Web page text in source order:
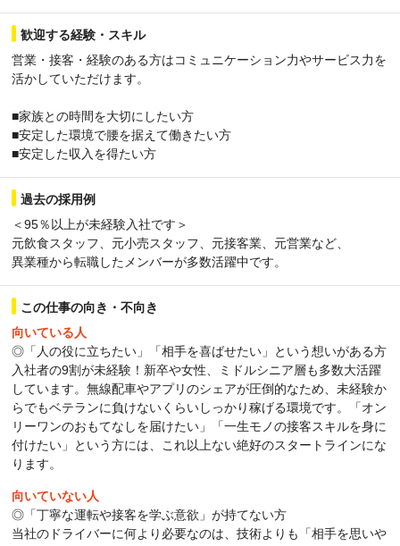
歓迎する経験・スキル
営業・接客・経験のある方はコミュニケーション力やサービス力を
活かしていただけます。
■家族との時間を大切にしたい方
■安定した環境で腰を据えて働きたい方
■安定した収入を得たい方
過去の採用例
＜95％以上が未経験入社です＞
元飲食スタッフ、元小売スタッフ、元接客業、元営業など、
異業種から転職したメンバーが多数活躍中です。
この仕事の向き・不向き
向いている人
◎「人の役に立ちたい」「相手を喜ばせたい」という想いがある方
入社者の9割が未経験！新卒や女性、ミドルシニア層も多数大活躍
しています。無線配車やアプリのシェアが圧倒的なため、未経験か
らでもベテランに負けないくらいしっかり稼げる環境です。「オン
リーワンのおもてなしを届けたい」「一生モノの接客スキルを身に
付けたい」という方には、これ以上ない絶好のスタートラインにな
ります。
向いていない人
◎「丁寧な運転や接客を学ぶ意欲」が持てない方
当社のドライバーに何より必要なのは、技術よりも「相手を思いや